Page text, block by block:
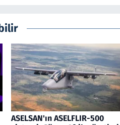
ASELSAN'ın ASELFLIR-500